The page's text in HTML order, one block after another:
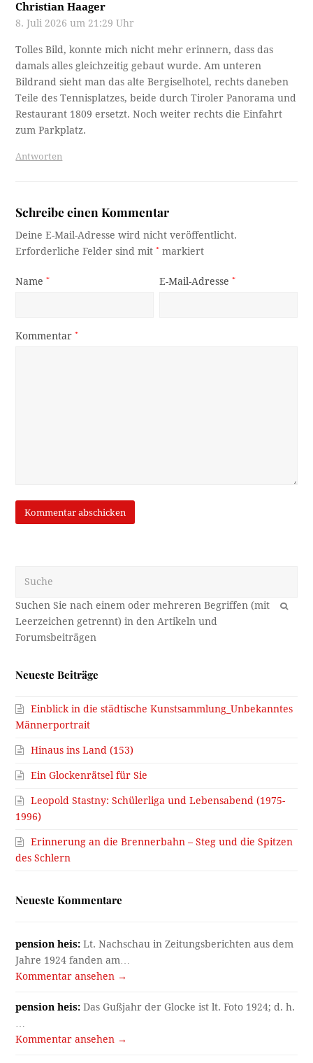
Christian Haager
8. Juli 2026 um 21:29 Uhr
Tolles Bild, konnte mich nicht mehr erinnern, dass das
damals alles gleichzeitig gebaut wurde. Am unteren
Bildrand sieht man das alte Bergiselhotel, rechts daneben
Teile des Tennisplatzes, beide durch Tiroler Panorama und
Restaurant 1809 ersetzt. Noch weiter rechts die Einfahrt
zum Parkplatz.
Antworten
Schreibe einen Kommentar
Deine E-Mail-Adresse wird nicht veröffentlicht.
Erforderliche Felder sind mit* markiert
Name* E-Mail-Adresse*
Kommentar*
OK
Neueste Beiträge
Einblick in die städtische Kunstsammlung_Unbekanntes
Männerportrait
Hinaus ins Land (153)
Ein Glockenrätsel für Sie
Leopold Stastny: Schülerliga und Lebensabend (1975-
1996)
Erinnerung an die Brennerbahn – Steg und die Spitzen
des Schlern
Neueste Kommentare
pension heis: Lt. Nachschau in Zeitungsberichten aus dem
Jahre 1924 fanden am…
Kommentar ansehen →
pension heis: Das Gußjahr der Glocke ist lt. Foto 1924; d. h.
Kommentar ansehen →